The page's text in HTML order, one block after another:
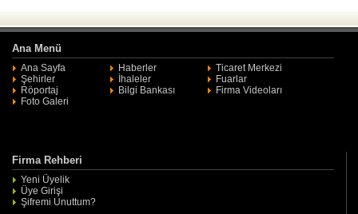
Ana Menü
Ana Sayfa Haberler
Ticaret Merkezi
Şehirler
İhaleler
Fuarlar
Röportaj
Bilgi Bankası
Firma Videoları
Foto Galeri
Firma Rehberi
Yeni Üyelik
Üye Girişi
Şifremi Unuttum?